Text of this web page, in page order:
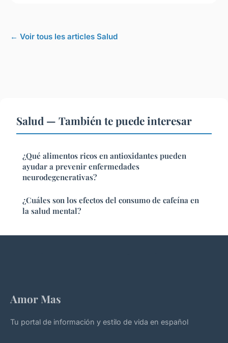
← Voir tous les articles Salud
Salud — También te puede interesar
¿Qué alimentos ricos en antioxidantes pueden
ayudar a prevenir enfermedades
neurodegenerativas?
¿Cuáles son los efectos del consumo de cafeína en
la salud mental?
Amor Mas
Tu portal de información y estilo de vida en español